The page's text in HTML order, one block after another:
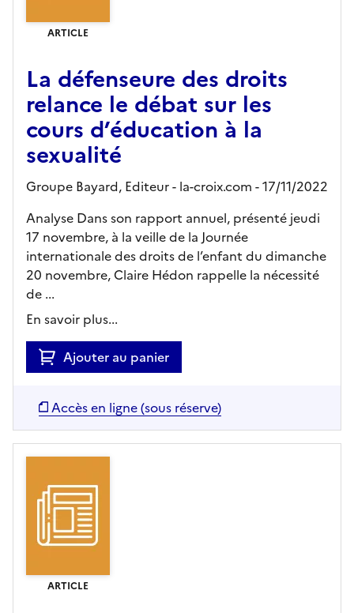
ARTICLE
La défenseure des droits
relance le débat sur les
cours d’éducation à la
sexualité
Groupe Bayard, Editeur- la-croix.com - 17/11/2022
Analyse Dans son rapport annuel, présenté jeudi
17 novembre, à la veille de la Journée
internationale des droits de l’enfant du dimanche
20 novembre, Claire Hédon rappelle la nécessité
de ...
En savoir plus...
Ajouter au panier
Accès en ligne (sous réserve)
ARTICLE